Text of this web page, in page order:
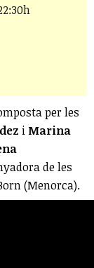
per les
i Marina
de les
(Menorca).